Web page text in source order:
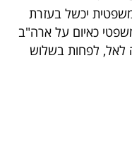
משפטית יכשל בעזרת
כאיום על ארה"ב
לאל, לפחות בשלוש